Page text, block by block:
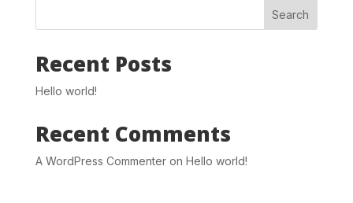
Search
Recent Posts
Hello world!
Recent Comments
A WordPress Commenteron Hello world!